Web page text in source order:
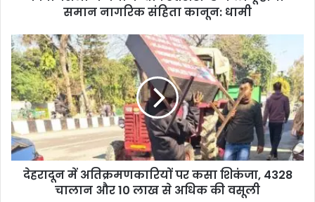
समान नागरिक संहिता कानून: धामी
देहरादून में अतिक्रमणकारियों पर कसा शिकंजा, 4328
चालान और 10 लाख से अधिक की वसूली